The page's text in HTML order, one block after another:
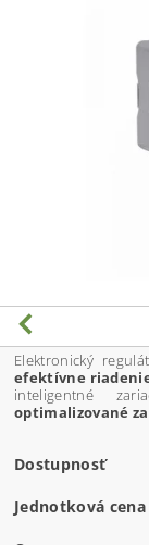
Elektronický
efektívne
inteligentné
optimalizované
Dostupnosť
Jednotková cena